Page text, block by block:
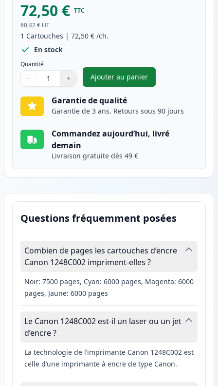
72,50 € TTC
60,42 € HT
1 Cartouches | 72,50 € /ch.
En stock
Quantité
Quantité
Utilisez les boutons pour ajuster
− +
Quantité
Ajouter au panier
,Canon 046H (1252C002)
Garantie de qualité
Garantie de 3 ans. Retours sous 90 jours
Commandez aujourd’hui, livré
demain
Livraison gratuite dès 49 €
Questions fréquemment posées
Combien de pages les cartouches d’encre
Canon 1248C002 impriment-elles ?
Noir: 7500 pages, Cyan: 6000 pages, Magenta: 6000
pages, Jaune: 6000 pages
Le Canon 1248C002 est-il un laser ou un jet
d’encre ?
La technologie de l’imprimante Canon 1248C002 est
celle d’une imprimante à encre de type Canon.